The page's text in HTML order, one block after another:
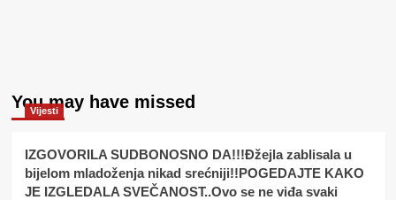
You may have missed
Vijesti
IZGOVORILA SUDBONOSNO DA!!!Đžejla zablisala u
bijelom mladoženja nikad srećniji!!POGEDAJTE KAKO
JE IZGLEDALA SVEČANOST..Ovo se ne viđa svaki